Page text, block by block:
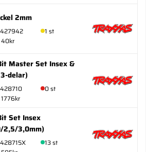
2mm
427942
1 st
40kr
Master Set Insex &
delar)
428710
0 st
Set Insex
2,5/3,0mm)
428715X
13 st